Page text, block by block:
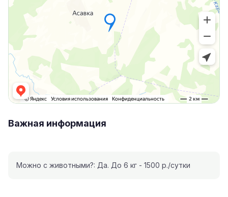
Важная информация
Можно с животными?: Да. До 6 кг - 1500 р./сутки